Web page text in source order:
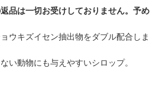
品は一切お受けしておりません。予め
ウキズイセン抽出物をダブル配合しま
い動物にも与えやすいシロップ。